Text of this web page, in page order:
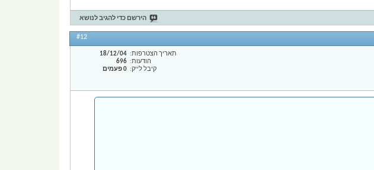
הירשם כדי להגיב לנושא
#12
תאריך הצטרפות
18/12/04
הודעות
696
קיבל לייק
0 פעמים